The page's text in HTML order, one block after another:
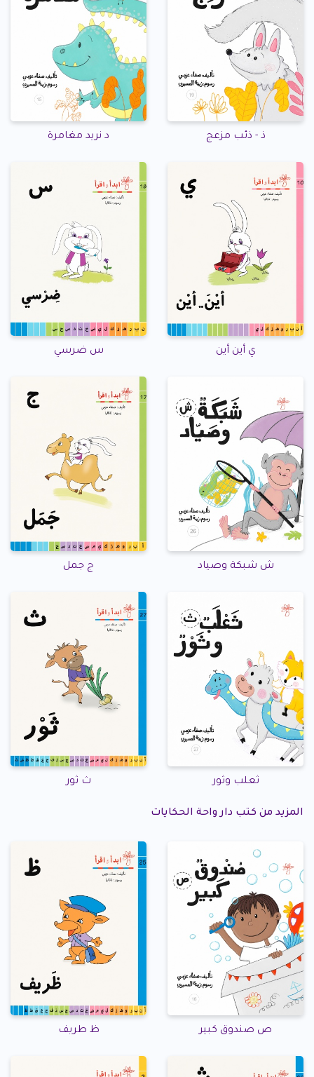
ذ - ذئب مزعج د نريد مغامرة
ي أين أين س ضرسي
ش شبكة وصياد ج جمل
ثعلب وثور ث ثور
المزيد من كتب دار واحة الحكايات
ص صندوق كبير ظ طريف